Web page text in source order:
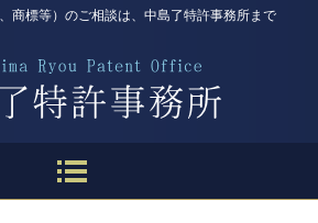
商標等）のご相談は、中島了特許事務所まで